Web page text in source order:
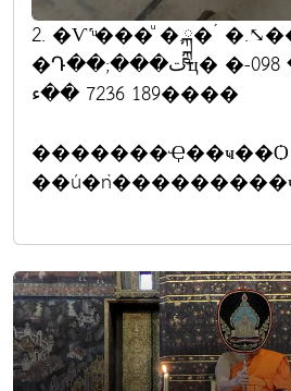
2. �Ѵ˹ͧ���ͧ �.ྐྵ�´
�Դ��;���تҵ� �ت�� ���� 098-
189 7236 ��ء����
�������Ҿ��ҹ��Ѻ